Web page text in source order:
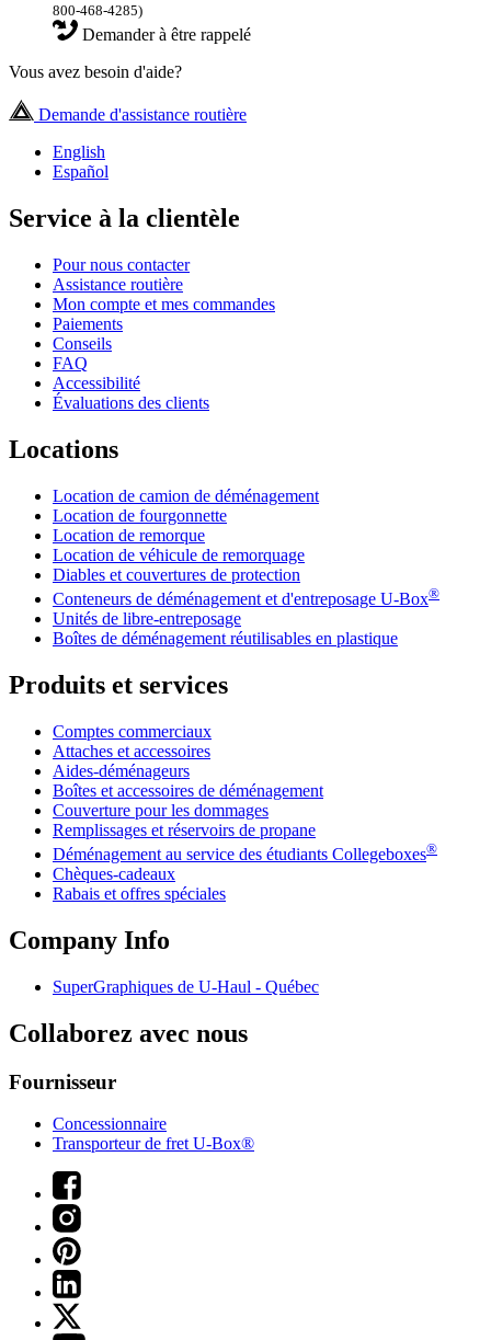
800-468-4285)
Demander à être rappelé
Vous avez besoin d'aide?
Demande d'assistance routière
English
Español
Service à la clientèle
Pour nous contacter
Assistance routière
Mon compte et mes commandes
Paiements
Conseils
FAQ
Accessibilité
Évaluations des clients
Locations
Location de camion de déménagement
Location de fourgonnette
Location de remorque
Location de véhicule de remorquage
Diables et couvertures de protection
Conteneurs de déménagement et d'entreposage U-Box®
Unités de libre-entreposage
Boîtes de déménagement réutilisables en plastique
Produits et services
Comptes commerciaux
Attaches et accessoires
Aides-déménageurs
Boîtes et accessoires de déménagement
Couverture pour les dommages
Remplissages et réservoirs de propane
Déménagement au service des étudiants Collegeboxes®
Chèques-cadeaux
Rabais et offres spéciales
Company Info
SuperGraphiques de U-Haul - Québec
Collaborez avec nous
Fournisseur
Concessionnaire
Transporteur de fret U-Box®